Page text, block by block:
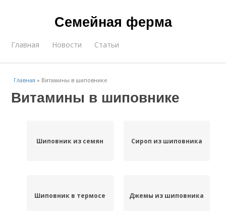
Семейная ферма
Главная Новости Статьи
Главная » Витамины в шиповнике
Витамины в шиповнике
Шиповник из семян Сироп из шиповника
Шиповник в термосе Джемы из шиповника